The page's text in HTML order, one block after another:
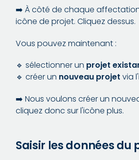
➡️ À côté de chaque
icône de projet. Cliquez dessus.
Vous pouvez maintenant :
🔹 sélectionner un projet
🔹 créer un nouveau projet via
➡️ Nous voulons créer un
cliquez donc sur l'icône plus.
Saisir les données du